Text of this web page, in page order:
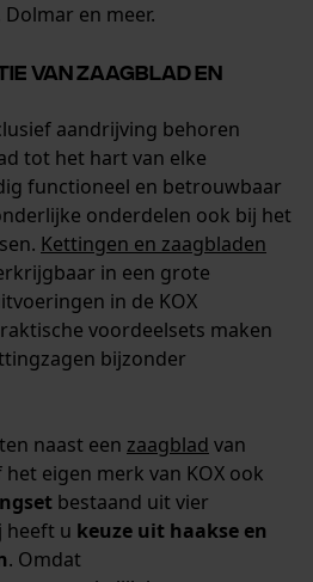
en meer.
van zaagblad en
aandrijving behoren
tot het hart van elke
functioneel en betrouwbaar
onderdelen ook bij het
Kettingen en zaagbladen
in een grote
in de KOX
voordeelsets maken
bijzonder
naast een zaagblad van
eigen merk van KOX ook
bestaand uit vier
heeft u keuze uit haakse en
. Omdat
Analytics
Tracking
functionele
Personalization
homepage
IP en gebruikersdetectie
video's
Maps